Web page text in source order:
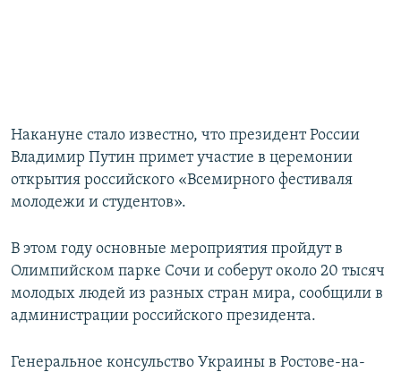
Накануне стало известно, что президент России
Владимир Путин примет участие в церемонии
открытия российского «Всемирного фестиваля
молодежи и студентов».
В этом году основные мероприятия пройдут в
Олимпийском парке Сочи и соберут около 20 тысяч
молодых людей из разных стран мира, сообщили в
администрации российского президента.
Генеральное консульство Украины в Ростове-на-